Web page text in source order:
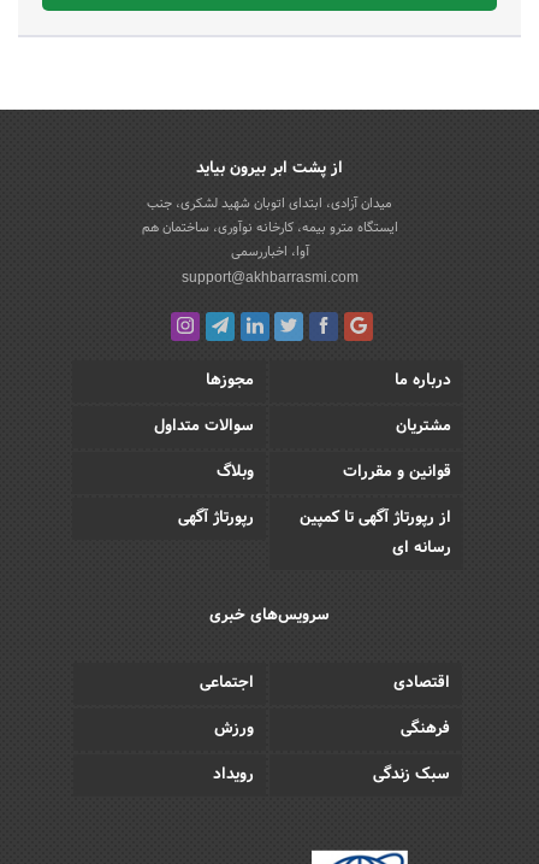
از پشت ابر بیرون بیاید
میدان آزادی، ابتدای اتوبان شهید لشکری، جنب
ایستگاه مترو بیمه، کارخانه نوآوری، ساختمان هم
آوا، اخباررسمی
support@akhbarrasmi.com
درباره ما
مجوزها
مشتریان
سوالات متداول
قوانین و مقررات
وبلاگ
از رپورتاژ آگهی تا کمپین
رسانه ای
رپورتاژ آگهی
سرویس‌های خبری
اقتصادی
اجتماعی
فرهنگی
ورزش
سبک زندگی
رویداد